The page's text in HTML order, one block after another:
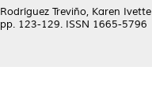
Rodríguez Treviño, Karen Ivette
pp. 123-129. ISSN 1665-5796